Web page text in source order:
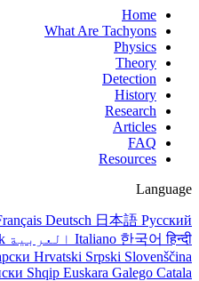
Home
What Are Tachyons
Physics
Theory
Detection
History
Research
Articles
FAQ
Resources
Language
Deutsch 日本語 Русский
Italiano 한국어हिन्दी العربية
Hrvatski Srpski Slovenščina
Shqip Euskara Galego Catala